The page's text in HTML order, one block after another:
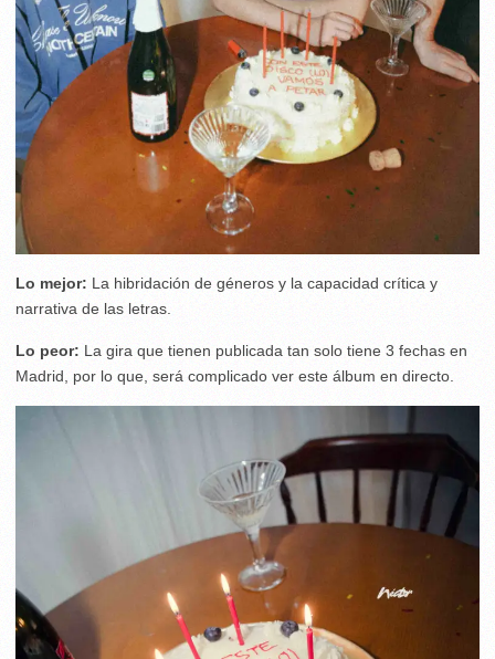
Lo mejor: La hibridación de géneros y la capacidad crítica y
narrativa de las letras.
Lo peor: La gira que tienen publicada tan solo tiene 3 fechas en
Madrid, por lo que, será complicado ver este álbum en directo.